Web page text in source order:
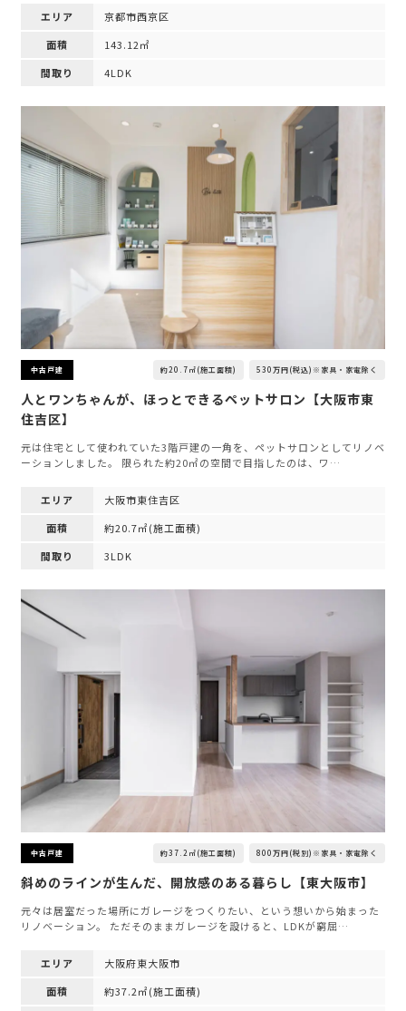
エリア
京都市西京区
面積
143.12㎡
間取り
4LDK
中古戸建 約20.7㎡(施工面積) 530万円(税込)※家具・家電除く
人とワンちゃんが、ほっとできるペットサロン【大阪市東
住吉区】
元は住宅として使われていた3階戸建の一角を、ペットサロンとしてリノベ
ーションしました。 限られた約20㎡の空間で目指したのは、ワ…
エリア
大阪市東住吉区
面積
約20.7㎡(施工面積)
間取り
3LDK
中古戸建 約37.2㎡(施工面積) 800万円(税別)※家具・家電除く
斜めのラインが生んだ、開放感のある暮らし【東大阪市】
元々は居室だった場所にガレージをつくりたい、という想いから始まった
リノベーション。 ただそのままガレージを設けると、LDKが窮屈…
エリア
大阪府東大阪市
面積
約37.2㎡(施工面積)